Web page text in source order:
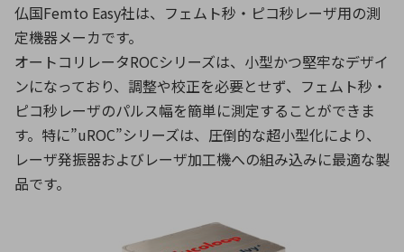
仏国Femto Easy社は、フェムト秒・ピコ秒レーザ用の測
定機器メーカです。
オートコリレータROCシリーズは、小型かつ堅牢なデザイ
ンになっており、調整や校正を必要とせず、フェムト秒・
ピコ秒レーザのパルス幅を簡単に測定することができま
す。特に”uROC”シリーズは、圧倒的な超小型化により、
レーザ発振器およびレーザ加工機への組み込みに最適な製
品です。